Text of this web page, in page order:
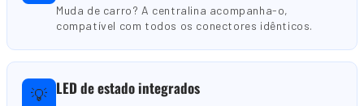
Muda de carro? A centralina acompanha-o,
compatível com todos os conectores idênticos.
💡 LED de estado integrados